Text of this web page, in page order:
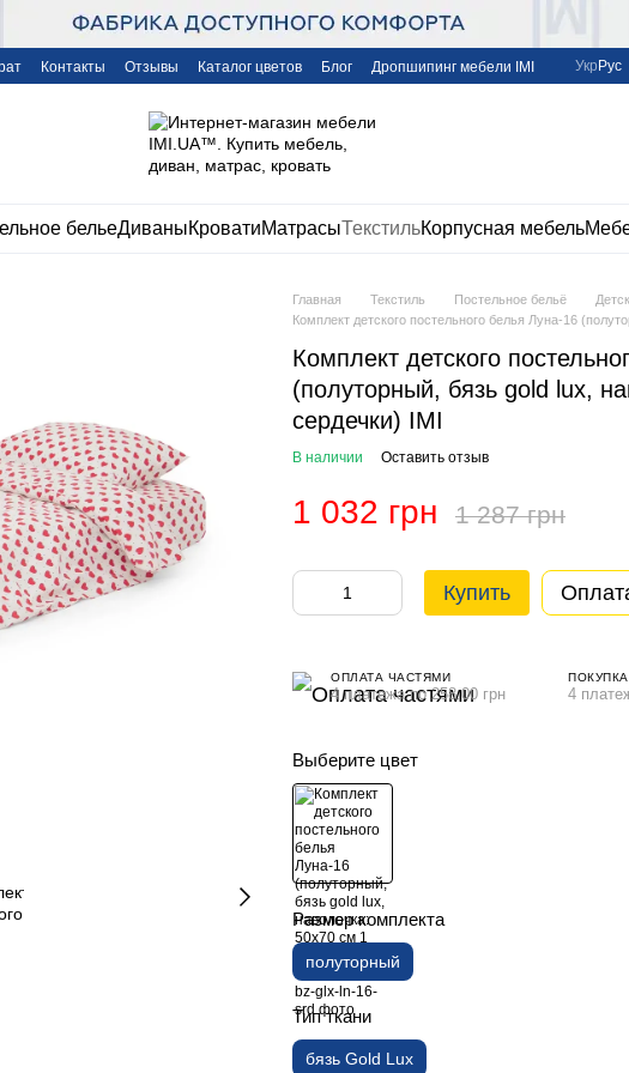
Контакты Отзывы Каталог цветов Блог Дропшипинг мебели IMI Укр Рус
бельеДиваныКроватиМатрасыТекстильКорпусная мебель
Главная Текстиль Постельное бельё
Комплект детского постельного белья Луна-16
Комплект детского
(полуторный, бязь gold lux,
сердечки) IMI
В наличии Оставить отзыв
1 032 грн 1 287 грн
Купить
ОПЛАТА ЧАСТЯМИ
4 платежа по 258.00 грн 4
Выберите цвет
Размер комплекта
полуторный
Тип ткани
бязь Gold Lux